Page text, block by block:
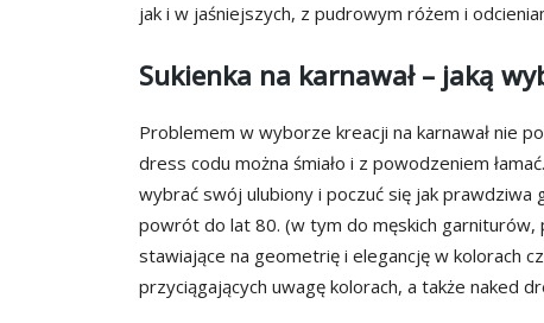
jak i w jaśniejszych, z pudrowym różem i
Sukienka na karnawał – jaką
Problemem w wyborze kreacji na karnawał nie
dress codu można śmiało i z powodzeniem
wybrać swój ulubiony i poczuć się jak
powrót do lat 80. (w tym do męskich garniturów,
stawiające na geometrię i elegancję w kolorach
przyciągających uwagę kolorach, a także naked